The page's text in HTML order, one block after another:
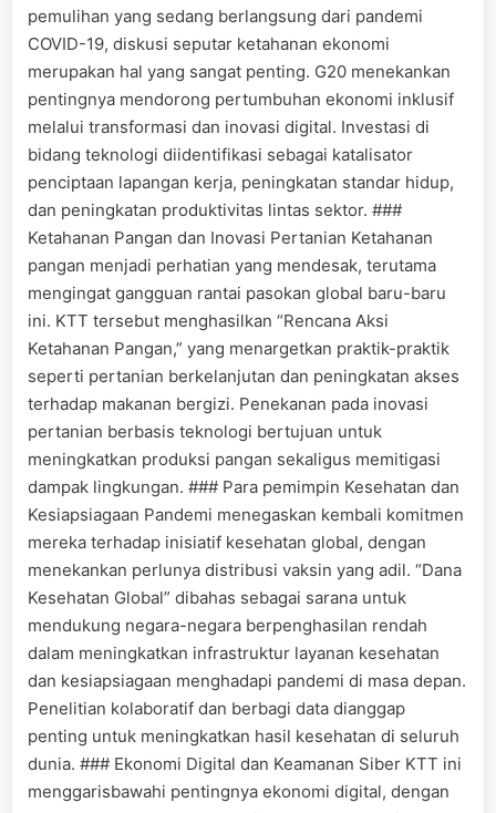
pemulihan yang sedang berlangsung dari pandemi
COVID-19, diskusi seputar ketahanan ekonomi
merupakan hal yang sangat penting. G20 menekankan
pentingnya mendorong pertumbuhan ekonomi inklusif
melalui transformasi dan inovasi digital. Investasi di
bidang teknologi diidentifikasi sebagai katalisator
penciptaan lapangan kerja, peningkatan standar hidup,
dan peningkatan produktivitas lintas sektor. ###
Ketahanan Pangan dan Inovasi Pertanian Ketahanan
pangan menjadi perhatian yang mendesak, terutama
mengingat gangguan rantai pasokan global baru-baru
ini. KTT tersebut menghasilkan “Rencana Aksi
Ketahanan Pangan,” yang menargetkan praktik-praktik
seperti pertanian berkelanjutan dan peningkatan akses
terhadap makanan bergizi. Penekanan pada inovasi
pertanian berbasis teknologi bertujuan untuk
meningkatkan produksi pangan sekaligus memitigasi
dampak lingkungan. ### Para pemimpin Kesehatan dan
Kesiapsiagaan Pandemi menegaskan kembali komitmen
mereka terhadap inisiatif kesehatan global, dengan
menekankan perlunya distribusi vaksin yang adil. “Dana
Kesehatan Global” dibahas sebagai sarana untuk
mendukung negara-negara berpenghasilan rendah
dalam meningkatkan infrastruktur layanan kesehatan
dan kesiapsiagaan menghadapi pandemi di masa depan.
Penelitian kolaboratif dan berbagi data dianggap
penting untuk meningkatkan hasil kesehatan di seluruh
dunia. ### Ekonomi Digital dan Keamanan Siber KTT ini
menggarisbawahi pentingnya ekonomi digital, dengan